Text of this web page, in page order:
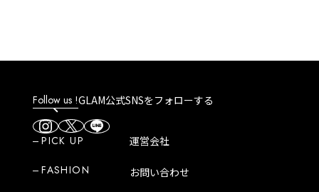
Follow us !GLAM公式SNSをフォローする
PICK UP
FASHION
運営会社
お問い合わせ